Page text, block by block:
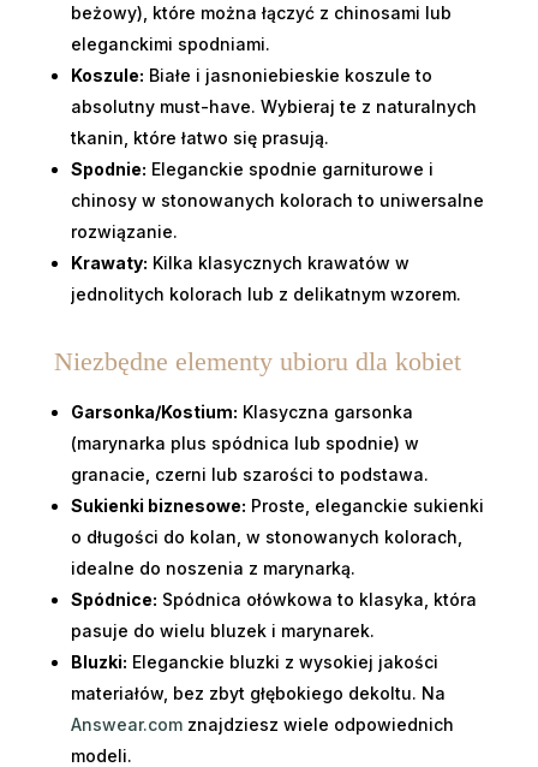
beżowy), które można łączyć z chinosami lub
eleganckimi spodniami.
Koszule: Białe i jasnoniebieskie koszule to
absolutny must-have. Wybieraj te z naturalnych
tkanin, które łatwo się prasują.
Spodnie: Eleganckie spodnie garniturowe i
chinosy w stonowanych kolorach to uniwersalne
rozwiązanie.
Krawaty: Kilka klasycznych krawatów w
jednolitych kolorach lub z delikatnym wzorem.
Niezbędne elementy ubioru dla kobiet
Garsonka/Kostium: Klasyczna garsonka
(marynarka plus spódnica lub spodnie) w
granacie, czerni lub szarości to podstawa.
Sukienki biznesowe: Proste, eleganckie sukienki
o długości do kolan, w stonowanych kolorach,
idealne do noszenia z marynarką.
Spódnice: Spódnica ołówkowa to klasyka, która
pasuje do wielu bluzek i marynarek.
Bluzki: Eleganckie bluzki z wysokiej jakości
materiałów, bez zbyt głębokiego dekoltu. Na
Answear.comznajdziesz wiele odpowiednich
modeli.